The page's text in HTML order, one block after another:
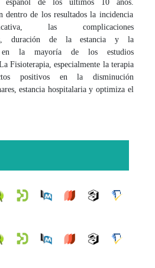
de los últimos 10 años.
dentro de los resultados la incidencia
las complicaciones
duración de la estancia y la
en la mayoría de los estudios
Fisioterapia, especialmente la terapia
positivos en la disminución
estancia hospitalaria y optimiza el